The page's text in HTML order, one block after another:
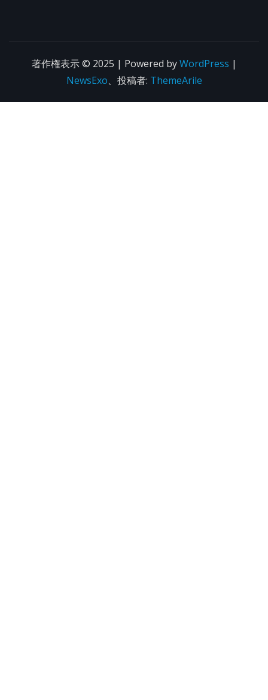
著作権表示 © 2025 | Powered byWordPress |
NewsExo、投稿者: ThemeArile